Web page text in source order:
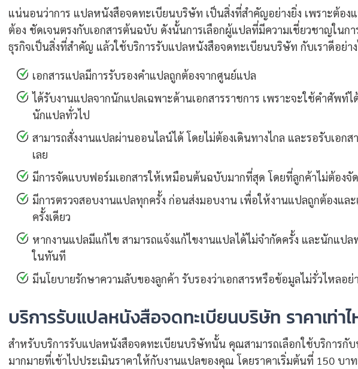
แน่นอนว่าการ แปลหนังสือจดทะเบียนบริษัท เป็นสิ่งที่สำคัญอย่างยิ่ง เพราะต้อง
ต้อง ชัดเจนตรงกับเอกสารต้นฉบับ ดังนั้นการเลือกผู้แปลที่มีความเชี่ยวชาญในกา
ธุรกิจเป็นสิ่งที่สำคัญ แล้วใช้บริการรับแปลหนังสือจดทะเบียนบริษัท กับเราดีอย่าง
เอกสารแปลมีการรับรองคำแปลถูกต้องจากศูนย์แปล
ได้รับงานแปลจากนักแปลเฉพาะด้านเอกสารราชการ เพราะจะใช้คำศัพท์ไ
นักแปลทั่วไป
สามารถสั่งงานแปลผ่านออนไลน์ได้ โดยไม่ต้องเดินทางไกล และรอรับเอก
เลย
มีการจัดแบบฟอร์มเอกสารให้เหมือนต้นฉบับมากที่สุด โดยที่ลูกค้าไม่ต้องจัด
มีการตรวจสอบงานแปลทุกครั้ง ก่อนส่งมอบงาน เพื่อให้งานแปลถูกต้องและ
ครั้งเดียว
หากงานแปลมีแก้ไข สามารถแจ้งแก้ไขงานแปลได้ไม่จำกัดครั้ง และนักแปล
ในทันที
มีนโยบายรักษาความลับของลูกค้า รับรองว่าเอกสารหรือข้อมูลไม่รั่วไหลอ
บริการรับแปลหนังสือจดทะเบียนบริษัท ราคาเท่าไ
สำหรับบริการรับแปลหนังสือจดทะเบียนบริษัทนั้น คุณสามารถเลือกใช้บริการกั
มากมายที่เข้าไปประเมินราคาให้กับงานแปลของคุณ โดยราคาเริ่มต้นที่ 150 บา